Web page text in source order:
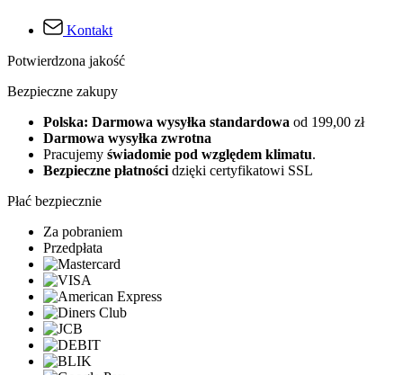
Kontakt
Potwierdzona jakość
Bezpieczne zakupy
Polska: Darmowa wysyłka standardowa od 199,00 zł
Darmowa wysyłka zwrotna
Pracujemy świadomie pod względem klimatu.
Bezpieczne płatności dzięki certyfikatowi SSL
Płać bezpiecznie
Za pobraniem
Przedpłata